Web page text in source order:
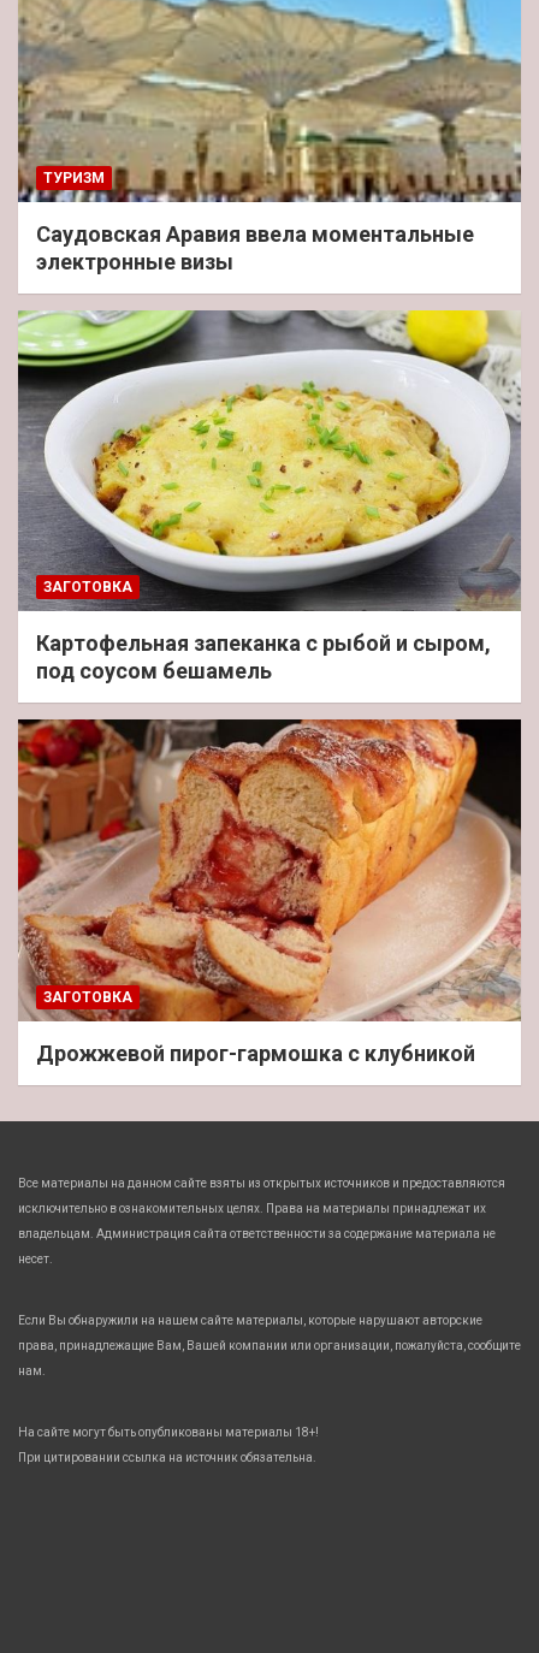
ТУРИЗМ
Саудовская Аравия ввела моментальные
электронные визы
ЗАГОТОВКА
Картофельная запеканка с рыбой и сыром,
под соусом бешамель
ЗАГОТОВКА
Дрожжевой пирог-гармошка с клубникой
Все материалы на данном сайте взяты из открытых источников и предоставляются
исключительно в ознакомительных целях. Права на материалы принадлежат их
владельцам. Администрация сайта ответственности за содержание материала не
несет.
Если Вы обнаружили на нашем сайте материалы, которые нарушают авторские
права, принадлежащие Вам, Вашей компании или организации, пожалуйста, сообщите
нам.
На сайте могут быть опубликованы материалы 18+!
При цитировании ссылка на источник обязательна.